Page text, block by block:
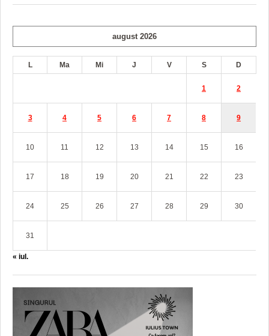
august 2026
L Ma Mi J V S D
1 2
3 4 5 6 7 8 9
10 11 12 13 14 15 16
17 18 19 20 21 22 23
24 25 26 27 28 29 30
31
« iul.